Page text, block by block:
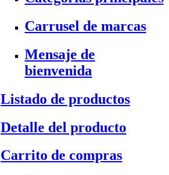
Carrusel de marcas
Mensaje de
bienvenida
Listado de productos
Detalle del producto
Carrito de compras